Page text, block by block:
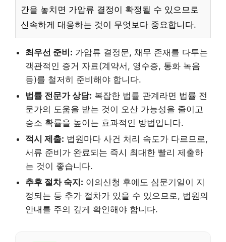
간을 놓치면 가압류 결정이 확정될 수 있으므로
신속하게 대응하는 것이 무엇보다 중요합니다.
최우선 준비: 가압류 결정문, 채무 존재를 다투는
객관적인 증거 자료(계약서, 영수증, 통화 녹음
등)를 철저히 준비해야 합니다.
법률 전문가 상담: 복잡한 법률 관계라면 법률 전
문가의 도움을 받는 것이 오산 가능성을 줄이고
승소 확률을 높이는 효과적인 방법입니다.
적시 제출: 법원마다 사건 처리 속도가 다르므로,
서류 준비가 완료되는 즉시 최대한 빨리 제출하
는 것이 좋습니다.
추후 절차 숙지: 이의신청 후에도 심문기일이 지
정되는 등 추가 절차가 있을 수 있으므로, 법원의
안내를 주의 깊게 확인해야 합니다.